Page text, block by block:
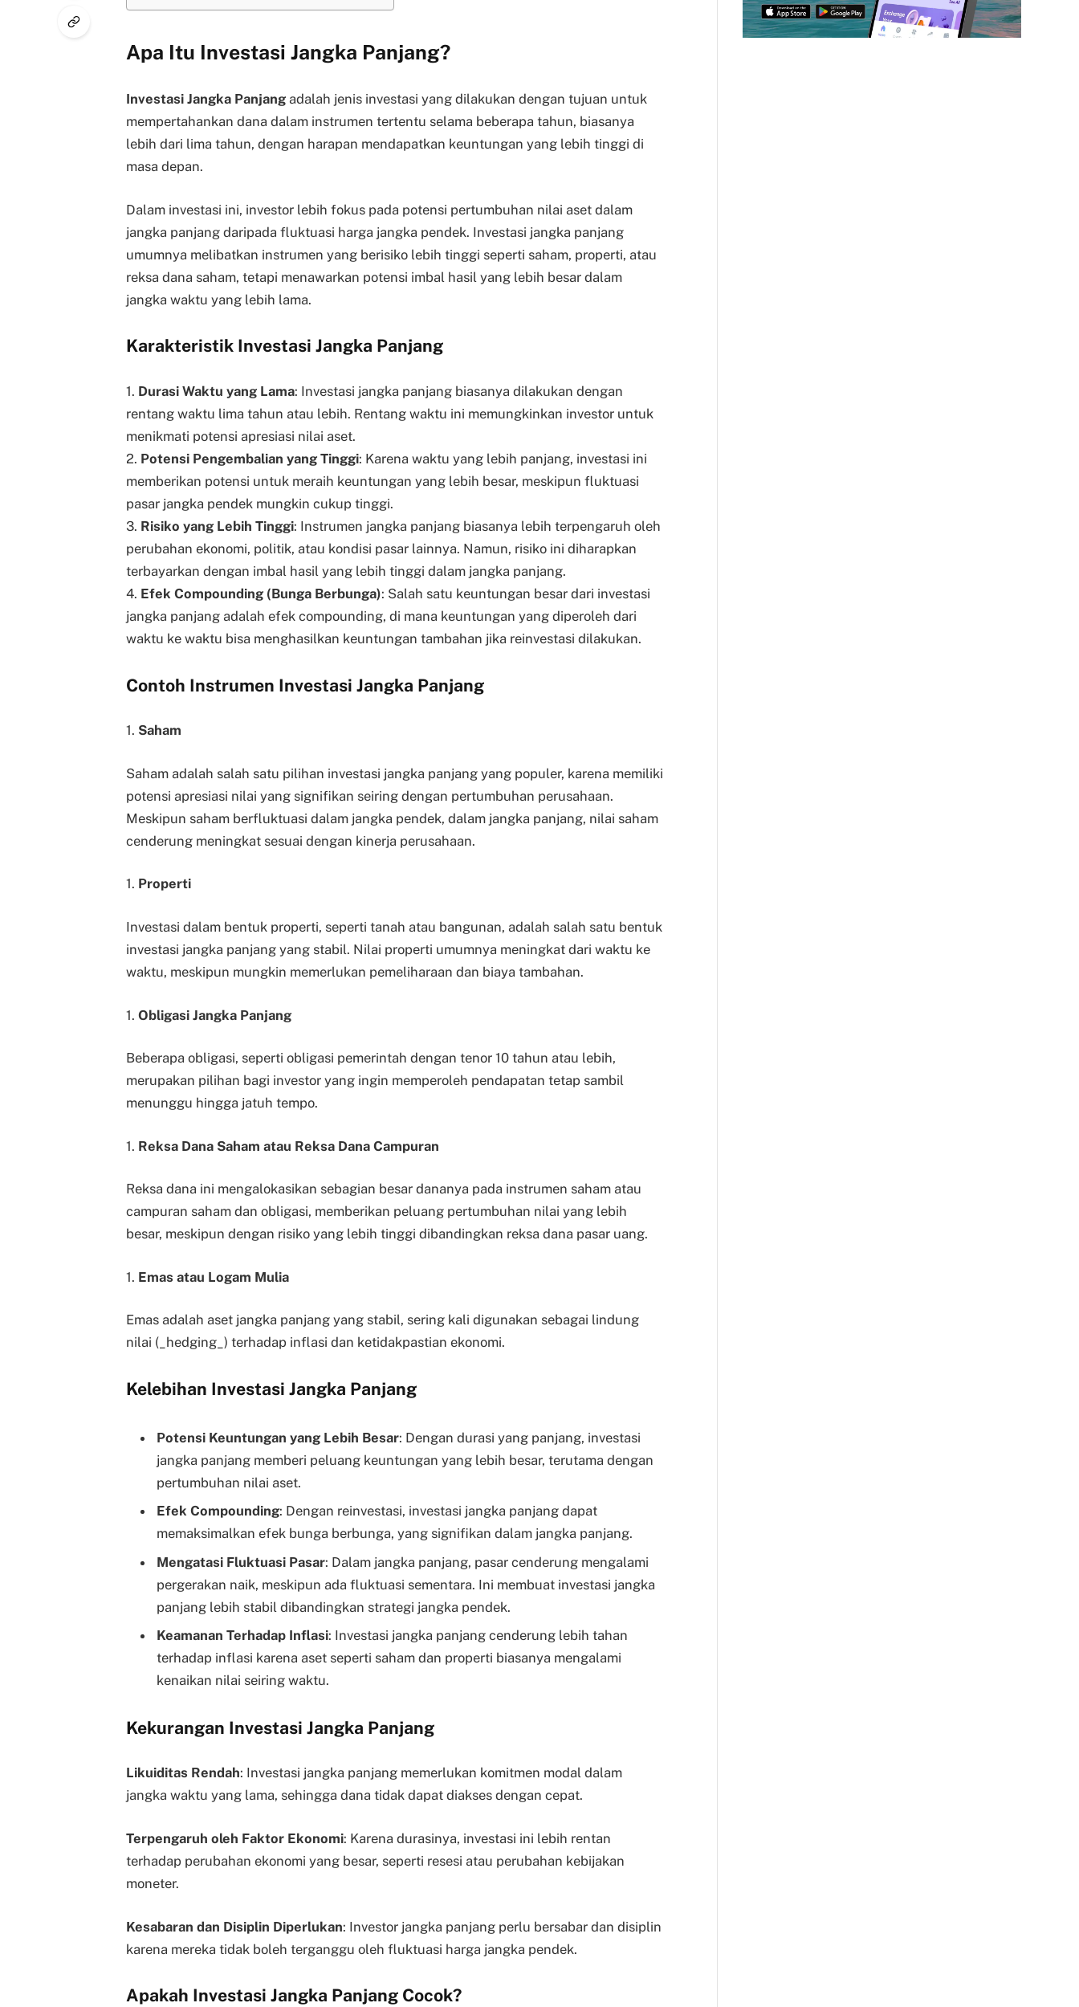
Apa Itu Investasi Jangka Panjang?
Investasi Jangka Panjang adalah jenis investasi yang dilakukan dengan tujuan untuk
mempertahankan dana dalam instrumen tertentu selama beberapa tahun, biasanya
lebih dari lima tahun, dengan harapan mendapatkan keuntungan yang lebih tinggi di
masa depan.
Dalam investasi ini, investor lebih fokus pada potensi pertumbuhan nilai aset dalam
jangka panjang daripada fluktuasi harga jangka pendek. Investasi jangka panjang
umumnya melibatkan instrumen yang berisiko lebih tinggi seperti saham, properti, atau
reksa dana saham, tetapi menawarkan potensi imbal hasil yang lebih besar dalam
jangka waktu yang lebih lama.
Karakteristik Investasi Jangka Panjang
1. Durasi Waktu yang Lama: Investasi jangka panjang biasanya dilakukan dengan
rentang waktu lima tahun atau lebih. Rentang waktu ini memungkinkan investor untuk
menikmati potensi apresiasi nilai aset.
2. Potensi Pengembalian yang Tinggi: Karena waktu yang lebih panjang, investasi ini
memberikan potensi untuk meraih keuntungan yang lebih besar, meskipun fluktuasi
pasar jangka pendek mungkin cukup tinggi.
3. Risiko yang Lebih Tinggi: Instrumen jangka panjang biasanya lebih terpengaruh oleh
perubahan ekonomi, politik, atau kondisi pasar lainnya. Namun, risiko ini diharapkan
terbayarkan dengan imbal hasil yang lebih tinggi dalam jangka panjang.
4. Efek Compounding (Bunga Berbunga): Salah satu keuntungan besar dari investasi
jangka panjang adalah efek compounding, di mana keuntungan yang diperoleh dari
waktu ke waktu bisa menghasilkan keuntungan tambahan jika reinvestasi dilakukan.
Contoh Instrumen Investasi Jangka Panjang
1. Saham
Saham adalah salah satu pilihan investasi jangka panjang yang populer, karena memiliki
potensi apresiasi nilai yang signifikan seiring dengan pertumbuhan perusahaan.
Meskipun saham berfluktuasi dalam jangka pendek, dalam jangka panjang, nilai saham
cenderung meningkat sesuai dengan kinerja perusahaan.
1. Properti
Investasi dalam bentuk properti, seperti tanah atau bangunan, adalah salah satu bentuk
investasi jangka panjang yang stabil. Nilai properti umumnya meningkat dari waktu ke
waktu, meskipun mungkin memerlukan pemeliharaan dan biaya tambahan.
1. Obligasi Jangka Panjang
Beberapa obligasi, seperti obligasi pemerintah dengan tenor 10 tahun atau lebih,
merupakan pilihan bagi investor yang ingin memperoleh pendapatan tetap sambil
menunggu hingga jatuh tempo.
1. Reksa Dana Saham atau Reksa Dana Campuran
Reksa dana ini mengalokasikan sebagian besar dananya pada instrumen saham atau
campuran saham dan obligasi, memberikan peluang pertumbuhan nilai yang lebih
besar, meskipun dengan risiko yang lebih tinggi dibandingkan reksa dana pasar uang.
1. Emas atau Logam Mulia
Emas adalah aset jangka panjang yang stabil, sering kali digunakan sebagai lindung
nilai (_hedging_) terhadap inflasi dan ketidakpastian ekonomi.
Kelebihan Investasi Jangka Panjang
Potensi Keuntungan yang Lebih Besar: Dengan durasi yang panjang, investasi
jangka panjang memberi peluang keuntungan yang lebih besar, terutama dengan
pertumbuhan nilai aset.
Efek Compounding: Dengan reinvestasi, investasi jangka panjang dapat
memaksimalkan efek bunga berbunga, yang signifikan dalam jangka panjang.
Mengatasi Fluktuasi Pasar: Dalam jangka panjang, pasar cenderung mengalami
pergerakan naik, meskipun ada fluktuasi sementara. Ini membuat investasi jangka
panjang lebih stabil dibandingkan strategi jangka pendek.
Keamanan Terhadap Inflasi: Investasi jangka panjang cenderung lebih tahan
terhadap inflasi karena aset seperti saham dan properti biasanya mengalami
kenaikan nilai seiring waktu.
Kekurangan Investasi Jangka Panjang
Likuiditas Rendah: Investasi jangka panjang memerlukan komitmen modal dalam
jangka waktu yang lama, sehingga dana tidak dapat diakses dengan cepat.
Terpengaruh oleh Faktor Ekonomi: Karena durasinya, investasi ini lebih rentan
terhadap perubahan ekonomi yang besar, seperti resesi atau perubahan kebijakan
moneter.
Kesabaran dan Disiplin Diperlukan: Investor jangka panjang perlu bersabar dan disiplin
karena mereka tidak boleh terganggu oleh fluktuasi harga jangka pendek.
Apakah Investasi Jangka Panjang Cocok?